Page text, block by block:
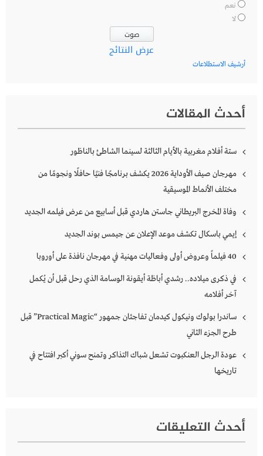
نعم
لا
عرض النتائج
أرشيف الاستطلاعات
أحدث المقالات
ستة أفلام مغربية بالأيام الثالثة لسينما الشاطئ بالناظور
مهرجان صيف الأوداية 2026 يكشف برنامجًا فنيًا حافلًا ونجومًا من
مختلف الأنماط الموسيقية
وفاة المخرج البريطاني جاستن هاردي قبل أسابيع من عرض فيلمه الجديد
إيمي باسكال تكشف موعد الإعلان عن جيمس بوند الجديد
40 فيلماً وعروض أولى وفعاليات مهنية في مهرجان نافذة على أوروبا
في ذكرى ميلاده.. رشدي أباظة أيقونة الوسامة الذي رحل قبل أن يُكمل
آخر أفلامه
ساندرا بولوك ونيكول كيدمان تفاجئان جمهور “Practical Magic” قبل
طرح الجزء الثاني
عودة الرجل العنكبوت تشعل شباك التذاكر وتمنح سوني أكبر افتتاح في
تاريخها
أحدث التعليقات